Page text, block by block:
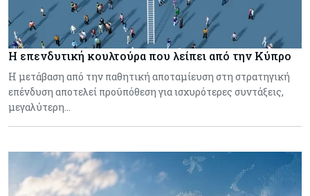
Η επενδυτική κουλτούρα που λείπει από την Κύπρο
Η μετάβαση από την παθητική αποταμίευση στη στρατηγική
επένδυση αποτελεί προϋπόθεση για ισχυρότερες συντάξεις,
μεγαλύτερη…